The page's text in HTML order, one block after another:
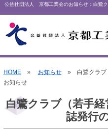
公益社団法人 京都工業会のお知らせ：白鷺
HOME» お知らせ» 白鷺クラブ（
お知らせ
白鷺クラブ（若手
誌発行